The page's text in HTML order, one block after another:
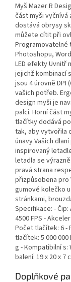
Myš Mazer R
část myši vyčnívá
dostává obrysy
můžete cítit při
Programovatelné
Photoshopu,
LED efekty Uvnitř
jejichž kombinací
jsou 4 úrovně DPI
vašich potřeb.
design myši je
palci. Horní část
tlačítky dodává
tak, aby vytvořila
únavy Vašich
inspirovaný
letadla se
pravá strana
přizpůsobena pro
gumové kolečko
stránkami,
Specifikace: - Čip:
4500 FPS -
Počet tlačítek: 6 -
tlačítek: 5 000 000
g - Kompatibilní s:
balení: 19 x 20 x 7
Doplňkové